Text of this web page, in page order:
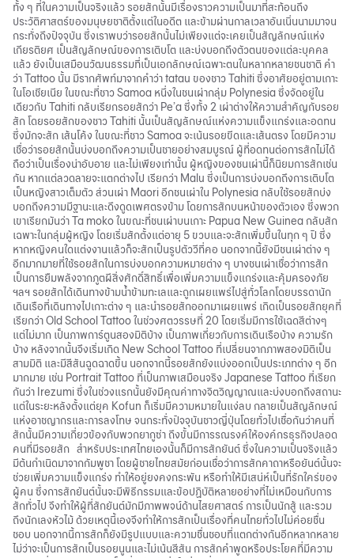
ทั้ง ๆ ที่ในความเป็นจริงแล้ว รอยสักนั้นมีเรื่องราวความเป็นมาที่สะท้อนถึง
ประวัติศาสตร์ของมนุษยชาติตั้งแต่ในอดีต และข้ามผ่านกาลเวลาอันเนิ่นนามมาจน
กระทั่งถึงปัจจุบัน ซึ่งเราพบว่ารอยสักนั้นไม่เพียงแต่จะเคยเป็นสัญลักษณ์แห่ง
เกียรติยศ เป็นสัญลักษณ์ของการเติบโต และบ่งบอกถึงตัวตนของแต่ละบุคคล
แล้ว ยังเป็นเสมือนวัฒนธรรมที่เป็นเอกลักษณ์เฉพาะตนในหลากหลายชนชาติ คำ
ว่า Tattoo นั้น มีรากศัพท์มาจากคำว่า tatau ของชาว Tahiti ซึ่งอาศัยอยู่ตามเกาะ
ในโอเชียเนีย ในขณะที่ชาว Samoa หนึ่งในชนเผ่ากลุ่ม Polynesia ซึ่งจัดอยู่ใน
เดียวกับ Tahiti กลับเรียกรอยสักว่า Pe’a ซึ่งทั้ง 2 เผ่าต่างให้ความสำคัญกับรอย
สัก โดยรอยสักของชาว Tahiti นั้นเป็นสัญลักษณ์แห่งความแข็งแกร่งและอดทน
ซึ่งมักจะสัก เส้นโค้ง ในขณะที่ชาว Samoa จะเน้นรอยขีดและเส้นตรง โดยมีความ
เชื่อว่ารอยสักนั้นบ่งบอกถึงความเป็นชายอย่างสมบูรณ์ ผู้ที่อดทนต่อการสักไม่ได้
ถือว่าเป็นเรื่องน่าอับอาย และไม่เพียงเท่านั้น ผู้หญิงของชนเผ่านี้ก็นิยมการสักเช่น
กัน หากแต่ลวดลายจะแตกต่างไป เรียกว่า Malu ซึ่งเป็นการบ่งบอกถึงการเติบโต
เป็นหญิงสาวเต็มตัว ส่วนเผ่า Maori อีกชนเผ่าใน Polynesia กลับใช้รอยสักบ่ง
บอกถึงความมีฐานะและดึงดูดเพศตรงข้าม โดยการสักบนหน้าของตัวเอง ซึ่งพวก
เขาเรียกมันว่า Ta moko ในขณะที่ชนเผ่าบนเกาะ Papua New Guinea กลับสัก
เฉพาะในกลุ่มผู้หญิง โดยเริ่มสักตั้งแต่อายุ 5 ขวบและจะสักเพิ่มขึ้นในทุก ๆ ปี ซึ่ง
หากหญิงคนใดแต่งงานแล้วก็จะสักเป็นรูปตัววีที่คอ นอกจากนี้ยังมีชนเผ่าต่าง ๆ
อีกมากมายที่ใช้รอยสักในการบ่งบอกความหมายต่าง ๆ บางชนเผ่าเชื่อว่าการสัก
เป็นการยืมพลังจากภูตผีสิ่งศักดิ์สิทธิ์เพื่อเพิ่มความแข็งแกร่งและคุ้มครองภัย
ฯลฯ รอยสักได้เดินทางข้ามน้ำข้ามทะเลและถูกเผยแพร่ไปสู่ทั่วโลกโดยบรรดานัก
เดินเรือที่เดินทางไปเกาะต่าง ๆ และนำรอยสักออกมาเผยแพร่ เกิดเป็นรอยสักยุคที่
เรียกว่า Old School Tattoo ในช่วงศตวรรษที่ 20 โดยเริ่มมีการใช้เฉดสีต่างๆ
แต่ไม่มาก เป็นภาพการ์ตูนสองมิติบ้าง เป็นภาพเกี่ยวกับการเดินเรือบ้าง ความรัก
บ้าง หลังจากนั้นจึงเริ่มเกิด New School Tattoo ที่เปลี่ยนจากภาพสองมิติเป็น
สามมิติ และมีสีสันฉูดฉาดขึ้น นอกจากนี้รอยสักยังแบ่งออกเป็นประเภทต่าง ๆ อีก
มากมาย เช่น Portrait Tattoo ที่เป็นภาพเสมือนจริง Japanese Tattoo ที่เรียก
กันว่า Irezumi ซึ่งในช่วงแรกนั้นยังมีคุณค่าทางจิตวิญญาณและบ่งบอกถึงสถานะ
แต่ในระยะหลังตั้งแต่ยุค Kofun ก็เริ่มมีความหมายในแง่ลบ กลายเป็นสัญลักษณ์
แห่งอาชญากรและการลงโทษ จนกระทั่งปัจจุบันชาวญี่ปุ่นโดยทั่วไปเชื่อกันว่าคนที่
สักนั้นมีความเกี่ยวข้องกับพวกยากูซ่า ถึงขั้นมีการรณรงค์ให้องค์กรธุรกิจปลอด
คนที่มีรอยสัก สำหรับประเทศไทยเองนั้นก็มีการสักยันต์ ซึ่งในความเป็นจริงแล้ว
มีต้นกำเนิดมาจากกัมพูชา โดยผู้ชายไทยสมัยก่อนเชื่อว่าการสักคาถาหรือยันต์นั้นจะ
ช่วยเพิ่มความแข็งแกร่ง ทำให้อยู่ยงคงกระพัน หรือทำให้มีเสน่ห์เป็นที่รักใคร่ของ
ผู้คน ซึ่งการสักยันต์นั้นจะมีพิธีกรรมและข้อปฏิบัติหลายอย่างที่ไม่เหมือนกับการ
สักทั่วไป จึงทำให้ผู้ที่สักยันต์มักมีภาพพจน์ด้านไสยศาสตร์ การเป็นนักสู้ และรวม
ถึงนักเลงหัวไม้ ด้วยเหตุนี้เองจึงทำให้การสักเป็นเรื่องที่คนไทยทั่วไปไม่ค่อยชื่น
ชอบ นอกจากนี้การสักก็ยังมีรูปแบบและความชื่นชอบที่แตกต่างกันอีกหลากหลาย
ไม่ว่าจะเป็นการสักเป็นรอยนูนและไม่เน้นสีสัน การสักคำพูดหรือประโยคที่มีความ